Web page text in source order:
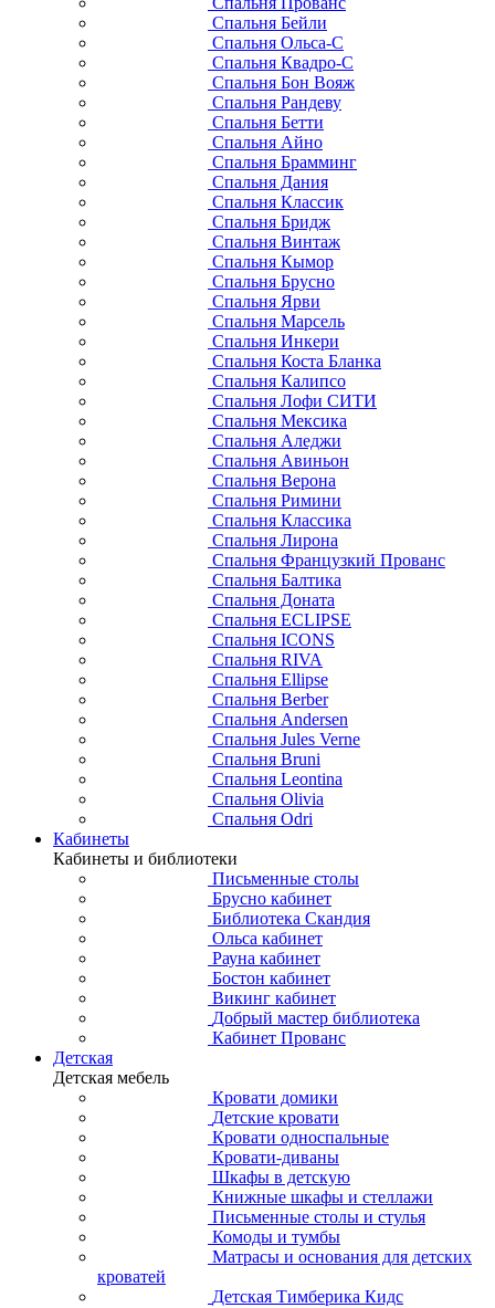
Спальня Бейли
Спальня Ольса-С
Спальня Квадро-С
Спальня Бон Вояж
Спальня Рандеву
Спальня Бетти
Спальня Айно
Спальня Брамминг
Спальня Дания
Спальня Классик
Спальня Бридж
Спальня Винтаж
Спальня Кымор
Спальня Брусно
Спальня Ярви
Спальня Марсель
Спальня Инкери
Спальня Коста Бланка
Спальня Калипсо
Спальня Лофи СИТИ
Спальня Мексика
Спальня Аледжи
Спальня Авиньон
Спальня Верона
Спальня Римини
Спальня Классика
Спальня Лирона
Спальня Французкий Прованс
Спальня Балтика
Спальня Доната
Спальня ECLIPSE
Спальня ICONS
Спальня RIVA
Спальня Ellipse
Спальня Berber
Спальня Andersen
Спальня Jules Verne
Спальня Bruni
Спальня Leontina
Спальня Olivia
Спальня Odri
Кабинеты
Кабинеты и библиотеки
Письменные столы
Брусно кабинет
Библиотека Скандия
Ольса кабинет
Рауна кабинет
Бостон кабинет
Викинг кабинет
Добрый мастер библиотека
Кабинет Прованс
Детская
Детская мебель
Кровати домики
Детские кровати
Кровати односпальные
Кровати-диваны
Шкафы в детскую
Книжные шкафы и стеллажи
Письменные столы и стулья
Комоды и тумбы
Матрасы и основания для детских
кроватей
Детская Тимберика Кидс